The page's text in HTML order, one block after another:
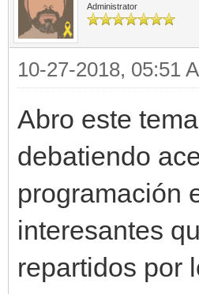
Administrator
10-27-2018, 05:51
Abro este
debatiendo
programación
interesantes
repartidos por